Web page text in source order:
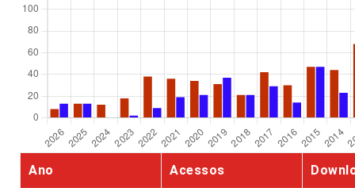
Ano Acessos